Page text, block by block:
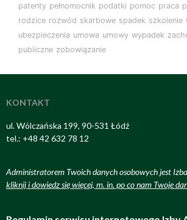
patenty pełnomocnik podatki pomoc praca
rodzice rozwód skarbowe spadek szkolenie
ubezpieczenia umowa umowy wypadek
publiczne zobowiązanie
KONTAKT
ul. Wólczańska 199, 90-531 Łódź
tel.: +48 42 632 78 12
Administratorem Twoich danych osobowych jest
kliknij i dowiedz się więcej, m. in. po co nam Twoje